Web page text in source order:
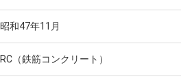
昭和47年11月
RC（鉄筋コンクリート）